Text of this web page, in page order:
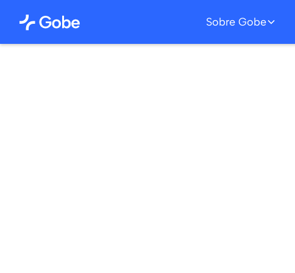
Sobre Gobe